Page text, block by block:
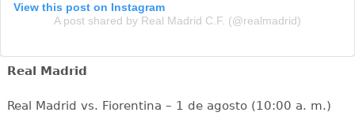
View this post on Instagram
A post shared by Real Madrid C.F. (@realmadrid)
Real Madrid
Real Madrid vs. Fiorentina – 1 de agosto (10:00 a. m.)